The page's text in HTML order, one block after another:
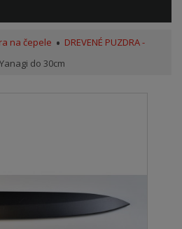
na čepele
DREVENÉ PUZDRA -
do 30cm